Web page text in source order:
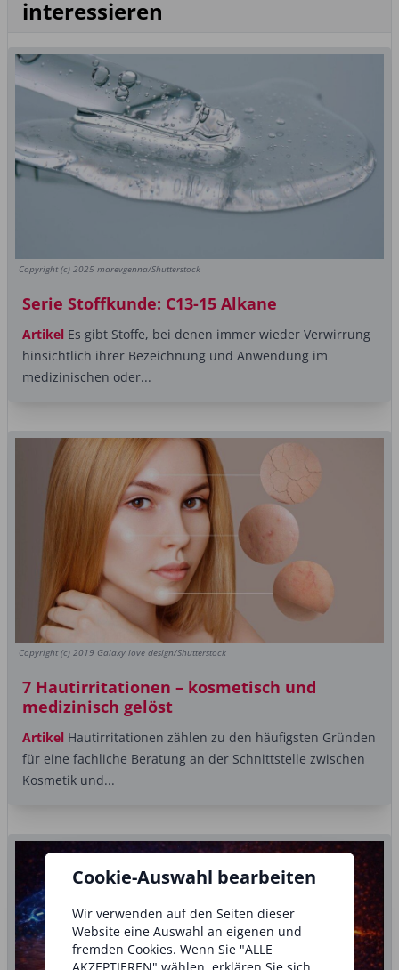
interessieren
Copyright (c) 2025 marevgenna/Shutterstock
Serie Stoffkunde: C13-15 Alkane
Artikel Es gibt Stoffe, bei denen immer wieder Verwirrung
hinsichtlich ihrer Bezeichnung und Anwendung im
medizinischen oder...
Copyright (c) 2019 Galaxy love design/Shutterstock
7 Hautirritationen – kosmetisch und
medizinisch gelöst
Artikel Hautirritationen zählen zu den häufigsten Gründen
für eine fachliche Beratung an der Schnittstelle zwischen
Kosmetik und...
Cookie-Auswahl bearbeiten
Wir verwenden auf den Seiten dieser
Website eine Auswahl an eigenen und
fremden Cookies. Wenn Sie "ALLE